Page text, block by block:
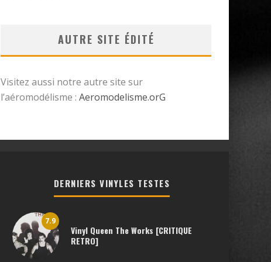
AUTRE SITE ÉDITÉ
Visitez aussi notre autre site sur
l’aéromodélisme : Aeromodelisme.orG
DERNIERS VINYLES TESTES
7.9
Vinyl Queen The Works [CRITIQUE
RETRO]